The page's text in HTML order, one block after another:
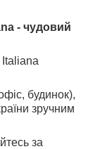
- чудовий
Italiana
будинок),
зручним
за